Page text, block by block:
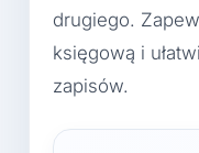
drugiego.
księgową i
zapisów.